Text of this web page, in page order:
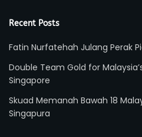
Recent Posts
Fatin Nurfatehah Julang Perak
Double Team Gold for
Singapore
Skuad Memanah Bawah 18
Singapura